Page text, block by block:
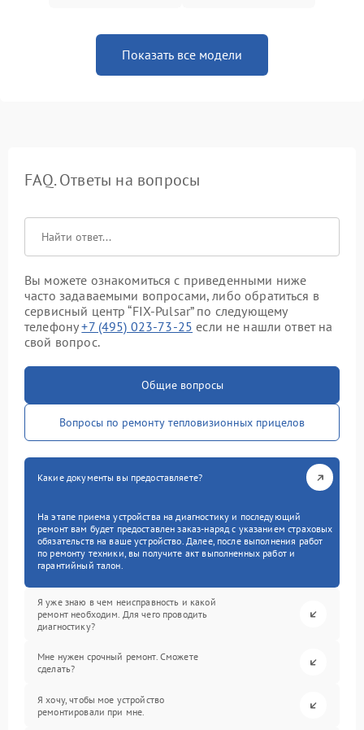
Показать все модели
FAQ. Ответы на вопросы
Вы можете ознакомиться с приведенными ниже
часто задаваемыми вопросами, либо обратиться в
сервисный центр “FIX-Pulsar” по следующему
телефону+7 (495) 023-73-25 если не нашли ответ на
свой вопрос.
Общие вопросы
Вопросы по ремонту тепловизионных прицелов
Какие документы вы предоставляете?
На этапе приема устройства на диагностику и последующий
ремонт вам будет предоставлен заказ-наряд с указанием страховых
обязательств на ваше устройство. Далее, после выполнения работ
по ремонту техники, вы получите акт выполненных работ и
гарантийный талон.
Я уже знаю в чем неисправность и какой
ремонт необходим. Для чего проводить
диагностику?
Мне нужен срочный ремонт. Сможете
сделать?
Я хочу, чтобы мое устройство
ремонтировали при мне.